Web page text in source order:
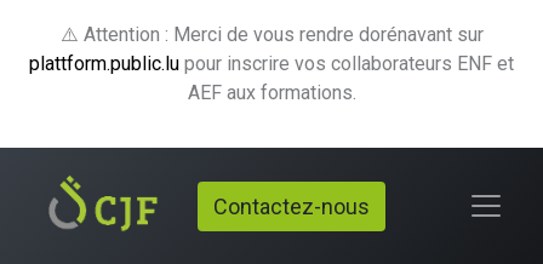
⚠️ Attention : Merci de vous rendre dorénavant sur
plattform.public.lu pour inscrire vos collaborateurs ENF et
AEF aux formations.
Contactez-nous